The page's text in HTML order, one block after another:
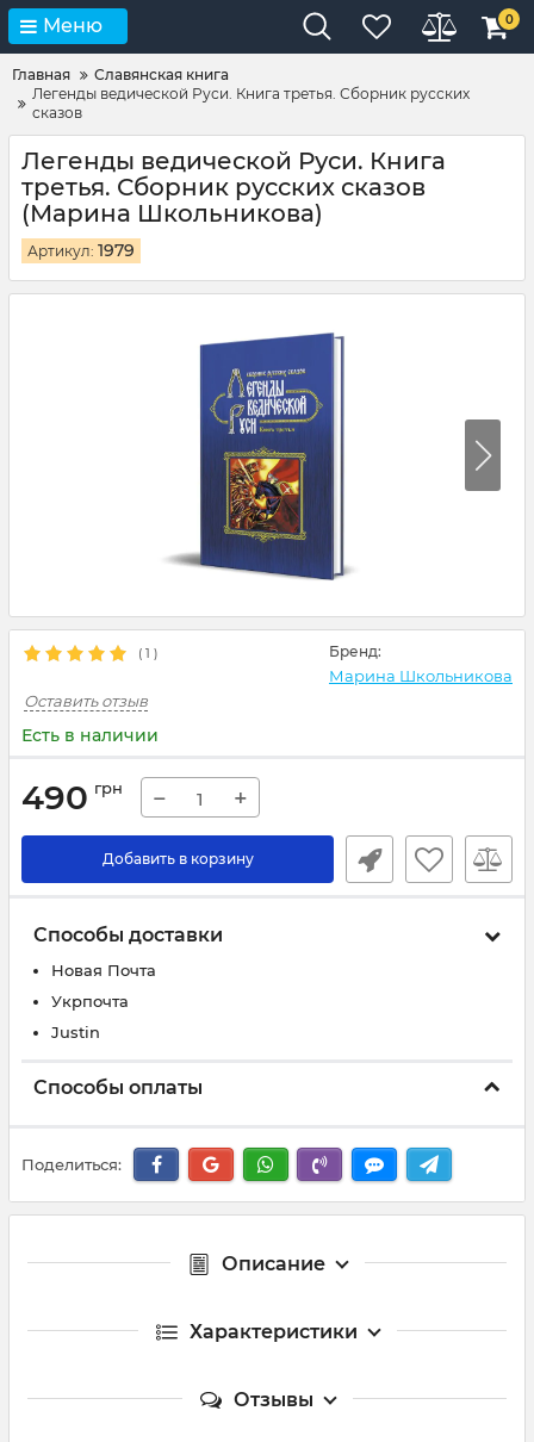
Меню 0
Главная
Славянская книга
Легенды ведической Руси. Книга третья. Сборник русских
сказов
Легенды ведической Руси. Книга
третья. Сборник русских сказов
(Марина Школьникова)
Артикул: 1979
( 1 ) Бренд:
Марина Школьникова
Оставить отзыв
Есть в наличии
490 грн − +
Добавить в корзину
Способы доставки
Новая Почта
Укрпочта
Justin
Способы оплаты
Поделиться:
Описание
Характеристики
Отзывы